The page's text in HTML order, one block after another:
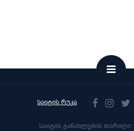
საიტის რუკა
საიტის განახლების თარიღი: